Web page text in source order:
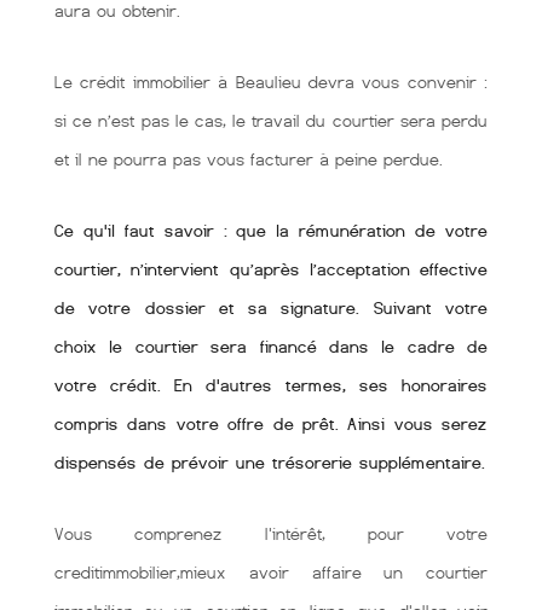
aura ou obtenir.
Le crédit immobilier à Beaulieu devra vous convenir :
si ce n’est pas le cas, le travail du courtier sera perdu
et il ne pourra pas vous facturer à peine perdue.
Ce qu'il faut savoir : que la rémunération de votre
courtier, n’intervient qu’après l’acceptation effective
de votre dossier et sa signature. Suivant votre
choix le courtier sera financé dans le cadre de
votre crédit. En d'autres termes, ses honoraires
compris dans votre offre de prêt. Ainsi vous serez
dispensés de prévoir une trésorerie supplémentaire.
Vous comprenez l'intérêt, pour votre
creditimmobilier,mieux avoir affaire un courtier